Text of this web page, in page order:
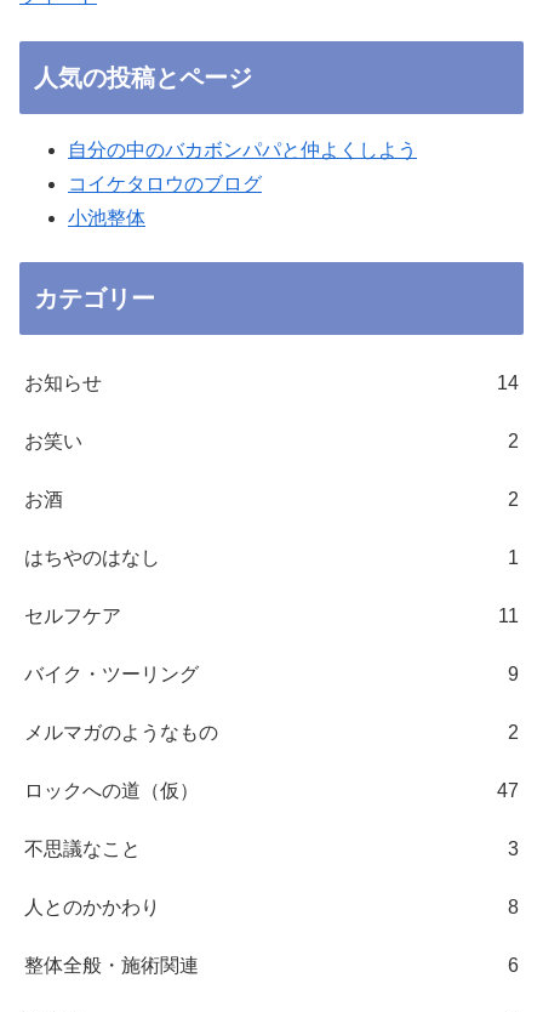
人気の投稿とページ
自分の中のバカボンパパと仲よくしよう
コイケタロウのブログ
小池整体
カテゴリー
お知らせ 14
お笑い 2
お酒 2
はちやのはなし 1
セルフケア 11
バイク・ツーリング 9
メルマガのようなもの 2
ロックへの道（仮） 47
不思議なこと 3
人とのかかわり 8
整体全般・施術関連 6